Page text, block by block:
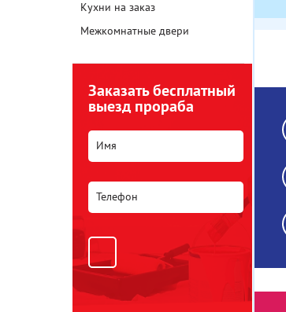
Кухни на заказ
Межкомнатные двери
Заказать бесплатный
выезд прораба